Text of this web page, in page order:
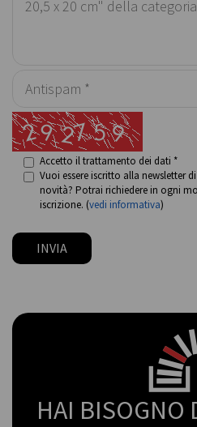
Accetto il trattamento dei dati *
Vuoi essere iscritto alla newsletter
novità? Potrai richiedere in ogni
iscrizione. (vedi informativa)
INVIA
HAI BISOGNO